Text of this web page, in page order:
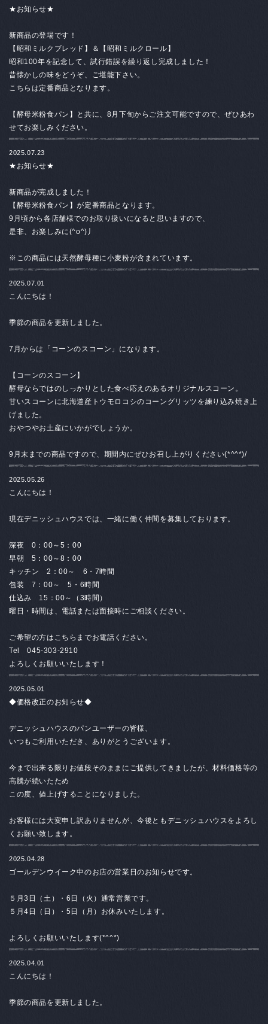
★お知らせ★
新商品の登場です！
【昭和ミルクブレッド】＆【昭和ミルクロール】
昭和100年を記念して、試行錯誤を繰り返し完成しました！
昔懐かしの味をどうぞ、ご堪能下さい。
こちらは定番商品となります。
【酵母米粉食パン】と共に、 8月下旬からご注文可能ですので、ぜひあわ
せてお楽しみください。
2025.07.23
★お知らせ★
新商品が完成しました！
【酵母米粉食パン】が定番商品となります。
9月頃から各店舗様でのお取り扱いになると思いますので、
是非、お楽しみに(^o^)丿
※この商品には天然酵母種に小麦粉が含まれています。
2025.07.01
こんにちは！
季節の商品を更新しました。
7月からは「コーンのスコーン」になります。
【コーンのスコーン】
酵母ならではのしっかりとした食べ応えのあるオリジナルスコーン。
甘いスコーンに北海道産トウモロコシのコーングリッツを練り込み焼き上
げました。
おやつやお土産にいかがでしょうか。
9月末までの商品ですので、期間内にぜひお召し上がりください(*^^*)/
2025.05.26
こんにちは！
現在デニッシュハウスでは、一緒に働く仲間を募集しております。
深夜 0： 00～ 5 ：00
早朝 5 ：00～ 8 ：00
キッチン 2 ：00～ 6 ・ 7時間
包装 7 ：00～5 ・ 6時間
仕込み 15：00～（3時間）
曜日・時間は、電話または面接時にご相談ください。
ご希望の方はこちらまでお電話ください。
Tel045-303-2910
よろしくお願いいたします！
2025.05.01
◆価格改正のお知らせ◆
デニッシュハウスのパンユーザーの皆様、
いつもご利用いただき、ありがとうございます。
今まで出来る限りお値段そのままにご提供してきましたが、材料価格等の
高騰が続いたため
この度、値上げすることになりました。
お客様には大変申し訳ありませんが、今後ともデニッシュハウスをよろし
くお願い致します。
2025.04.28
ゴールデンウイーク中のお店の営業日のお知らせです。
５月3日（土）・6 日（火）通常営業です。
５月4日（日）・5日（月）お休みいたします。
よろしくお願いいたします(*^^*)
2025.04.01
こんにちは！
季節の商品を更新しました。